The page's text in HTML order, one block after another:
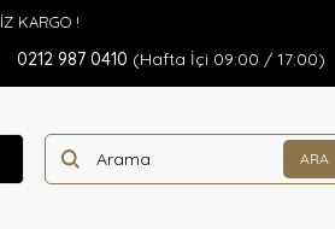
0212 987 0410 (Hafta İçi 09:00 / 17:00)